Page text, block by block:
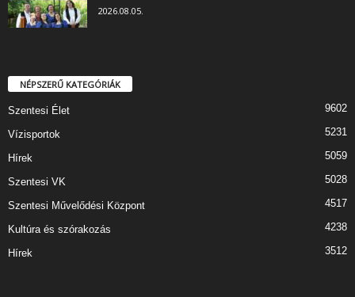
2026.08.05.
NÉPSZERŰ KATEGÓRIÁK
Szentesi Élet 9602
Vízisportok 5231
Hírek 5059
Szentesi VK 5028
Szentesi Művelődési Központ 4517
Kultúra és szórakozás 4238
Hírek 3512